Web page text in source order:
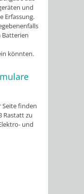
und
Erfassung.
Batterien
könnten.
Seite finden
Rastatt zu
und